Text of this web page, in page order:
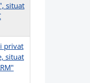
situat
privat
situat